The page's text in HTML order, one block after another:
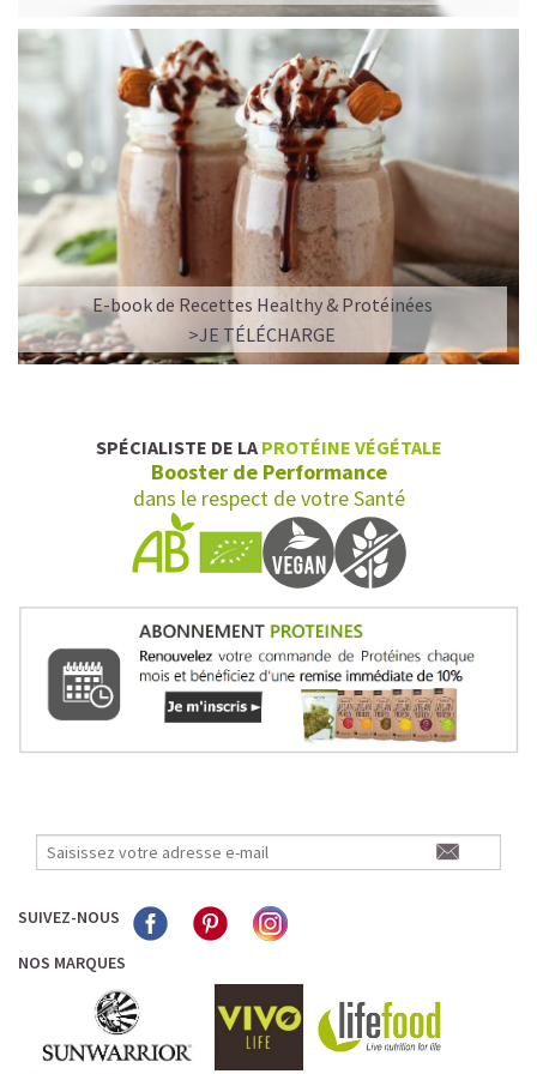
musculationest idéale pour vos entraînements de force
(crossfit, sports de combat, sports de glisse etc). Grâce à
son solide apport énergétique, elle peut être
consommée commebarre protéinée pour
grossir
. Chaque bouchée apporte le plaisir authentique
d'une barre aux ingrédients vrais et naturels. Sa grande
variété de saveurs irrésistibles (banane, chocolat vanille,
amande, noisette, pistache) vous permet de profiter de
leurs bienfaits sans vous lasser.
Dans le souci d'améliorer leur confort digestif,
plus de sportifs délaissent les barres aux céréales
contenant du gluten au profit des barres bio, fabriquées
exclusivement à partir d'ingrédients sans gluten (chia,
graine tournesol, courge etc) et associant de laproteine
vegan, sans protéine de lait whey. Lors d'effort
biologique permet d'éviter les troubles digestifs liés à
l'effort.
E-book de Recettes Healthy & Protéinées
>JE TÉLÉCHARGE
SPÉCIALISTE DE LA PROTÉINE VÉGÉTALE
Booster de Performance
dans le respect de votre Santé
SUIVEZ-NOUS
NOS MARQUES